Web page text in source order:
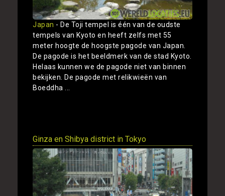
Japan - De Toji tempel is één van de oudste
tempels van Kyoto en heeft zelfs met 55
meter hoogte de hoogste pagode van Japan.
De pagode is het beeldmerk van de stad Kyoto.
Helaas kunnen we de pagode niet van binnen
bekijken. De pagode met relikwieën van
Boeddha ...
Ginza en Shibya district in Tokyo